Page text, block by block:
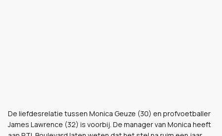
De liefdesrelatie tussen Monica Geuze (30) en profvoetballer
James Lawrence (32) is voorbij. De manager van Monica heeft